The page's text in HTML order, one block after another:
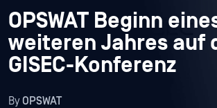
OPSWAT Beginn
weiteren Jahres auf
GISEC-Konferenz
ByOPSWAT